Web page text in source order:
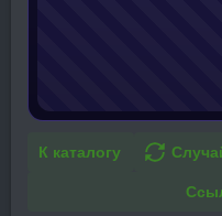
К каталогу